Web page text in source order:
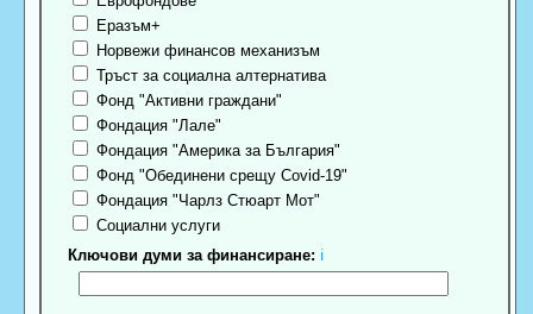
Еразъм+
Норвежи финансов механизъм
Тръст за социална алтернатива
Фонд "Активни граждани"
Фондация "Лале"
Фондация "Америка за България"
Фонд "Обединени срещу Covid-19"
Фондация "Чарлз Стюарт Мот"
Социални услуги
Ключови думи за финансиране: ℹ